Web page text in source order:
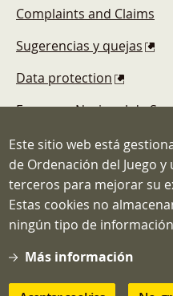
Complaints and Claims
Sugerencias y quejas
Data protection
Esquema Nacional de
Dirección General de
Juego
Teléfono: 91.571.40.80
Correo:
Este sitio web está
de Ordenación del Juego
terceros para mejorar su
Estas cookies no
ningún tipo de
Más información